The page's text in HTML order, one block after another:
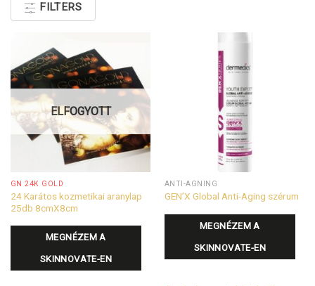
FILTERS
ELFOGYOTT
GN 24K GOLD
24 Karátos kozmetikai aranylap
25db 8cmX8cm
MEGNÉZEM A
SKINNOVATE-EN
ANTI-AGNING
GEN’X Global Anti-Aging szérum
MEGNÉZEM A
SKINNOVATE-EN